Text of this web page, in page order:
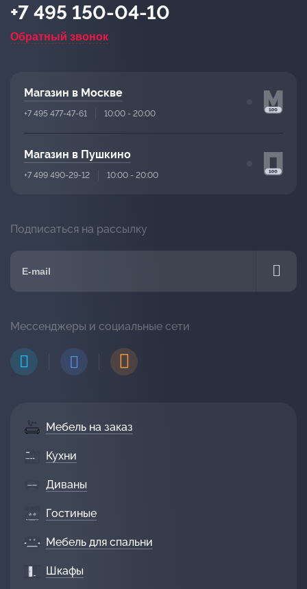
Мебель на заказ
Кухни
Диваны
Гостиные
Мебель для спальни
Шкафы
+7 495 150-04-10
Обратный звонок
Магазин в Москве
+7 495 477-47-61 10:00 - 20:00
Магазин в Пушкино
+7 499 490-29-12 10:00 - 20:00
Подписаться на рассылку
Мессенджеры и социальные сети